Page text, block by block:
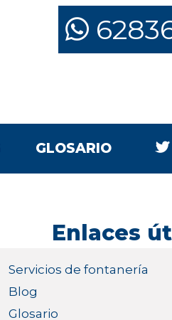
GLOSARIO
Enlaces
Servicios de fontanería
Blog
Glosario